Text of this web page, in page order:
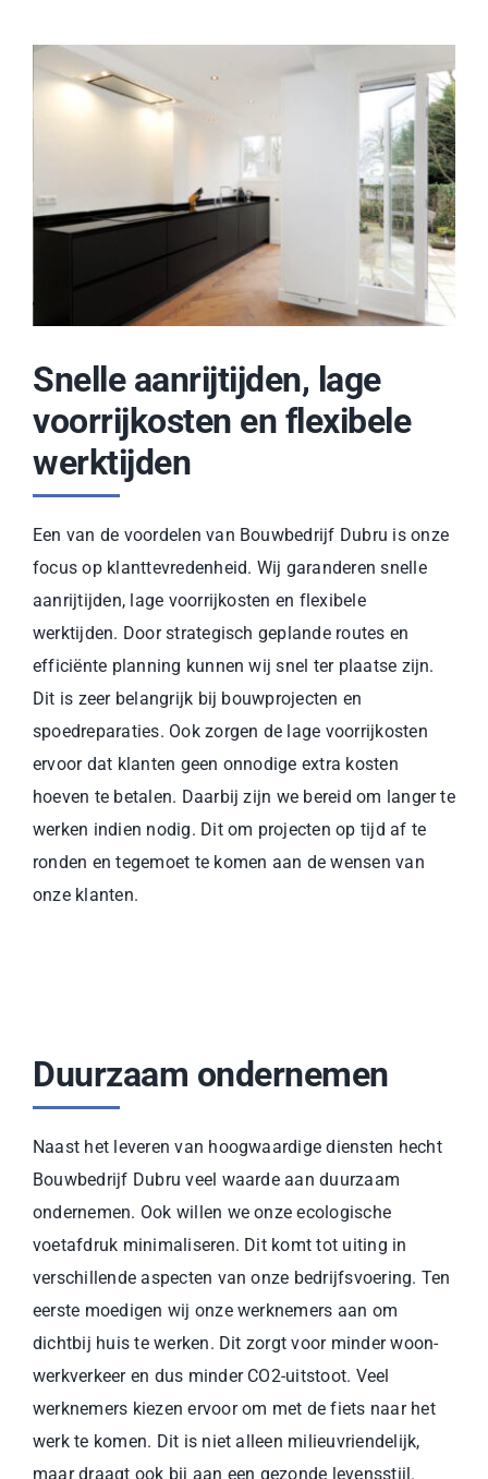
Snelle aanrijtijden, lage
voorrijkosten en flexibele
werktijden
Een van de voordelen van Bouwbedrijf Dubru is onze
focus op klanttevredenheid. Wij garanderen snelle
aanrijtijden, lage voorrijkosten en flexibele
werktijden. Door strategisch geplande routes en
efficiënte planning kunnen wij snel ter plaatse zijn.
Dit is zeer belangrijk bij bouwprojecten en
spoedreparaties. Ook zorgen de lage voorrijkosten
ervoor dat klanten geen onnodige extra kosten
hoeven te betalen. Daarbij zijn we bereid om langer te
werken indien nodig. Dit om projecten op tijd af te
ronden en tegemoet te komen aan de wensen van
onze klanten.
Duurzaam ondernemen
Naast het leveren van hoogwaardige diensten hecht
Bouwbedrijf Dubru veel waarde aan duurzaam
ondernemen. Ook willen we onze ecologische
voetafdruk minimaliseren. Dit komt tot uiting in
verschillende aspecten van onze bedrijfsvoering. Ten
eerste moedigen wij onze werknemers aan om
dichtbij huis te werken. Dit zorgt voor minder woon-
werkverkeer en dus minder CO2-uitstoot. Veel
werknemers kiezen ervoor om met de fiets naar het
werk te komen. Dit is niet alleen milieuvriendelijk,
maar draagt ook bij aan een gezonde levensstijl.